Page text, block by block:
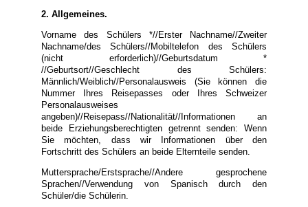
2. Allgemeines.
Vorname des Schülers *//Erster Nachname//Zweiter
Nachname/des Schülers//Mobiltelefon des Schülers
(nicht erforderlich)//Geburtsdatum *
//Geburtsort//Geschlecht des Schülers:
Männlich/Weiblich//Personalausweis (Sie können die
Nummer Ihres Reisepasses oder Ihres Schweizer
Personalausweises
angeben)//Reisepass//Nationalität//Informationen an
beide Erziehungsberechtigten getrennt senden: Wenn
Sie möchten, dass wir Informationen über den
Fortschritt des Schülers an beide Elternteile senden.
Muttersprache/Erstsprache//Andere gesprochene
Sprachen//Verwendung von Spanisch durch den
Schüler/die Schülerin.